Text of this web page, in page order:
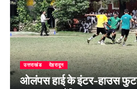
उत्तराखंड देहरादून
ओलंपस हाई के इंटर-हाउस